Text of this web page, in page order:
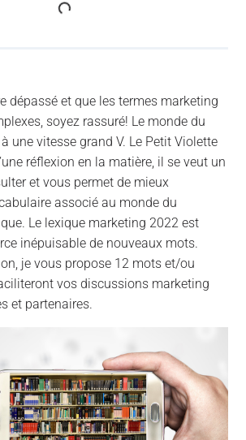
dépassé et que les termes marketing
soyez rassuré! Le monde du
une vitesse grand V. Le Petit Violette
réflexion en la matière, il se veut un
et vous permet de mieux
associé au monde du
Le lexique marketing 2022 est
inépuisable de nouveaux mots.
je vous propose 12 mots et/ou
vos discussions marketing
et partenaires.